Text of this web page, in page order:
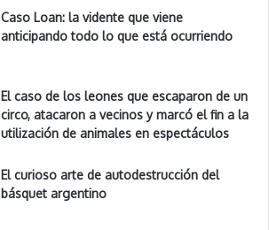
Caso Loan: la vidente que viene
anticipando todo lo que está ocurriendo
El caso de los leones que escaparon de un
circo, atacaron a vecinos y marcó el fin a la
utilización de animales en espectáculos
El curioso arte de autodestrucción del
básquet argentino